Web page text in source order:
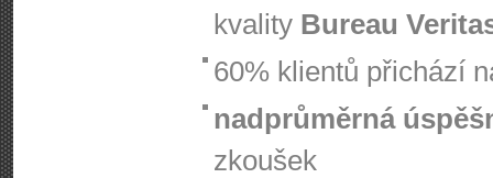
kvality Bureau
60% klientů přichází
nadprůměrná
zkoušek